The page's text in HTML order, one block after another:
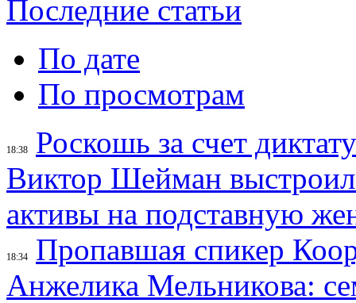
Последние статьи
По дате
По просмотрам
18:38
Роскошь за счет
Виктор Шейман выстроил
активы на подставную
18:34
Пропавшая спикер
Анжелика Мельникова: